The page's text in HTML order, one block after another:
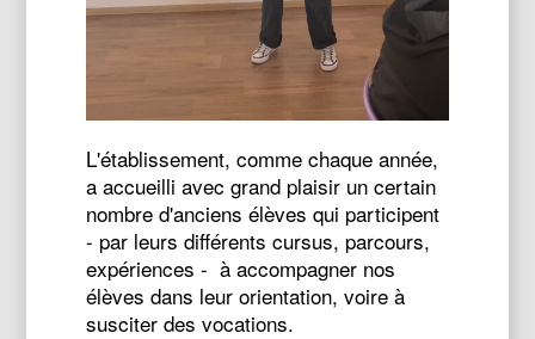
L'établissement, comme chaque année,
a accueilli avec grand plaisir un certain
nombre d'anciens élèves qui participent
- par leurs différents cursus, parcours,
expériences - à accompagner nos
élèves dans leur orientation, voire à
susciter des vocations.